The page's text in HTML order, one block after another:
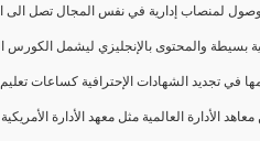
لمنصاب إدارية في نفس المجال تصل الى
والمحتوى بالإنجليزي ليشمل الكورس
في تجديد الشهادات الإحترافية كساعات
العالمية مثل معهد الأدارة الأمريكية